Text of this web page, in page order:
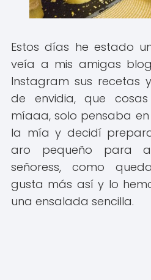
Estos días he estado
veía a mis amigas
Instagram sus recetas
de envidia, que
míaaa, solo pensaba
la mía y decidí
aro pequeño para
señoress, como
gusta más así y lo
una ensalada sencilla.